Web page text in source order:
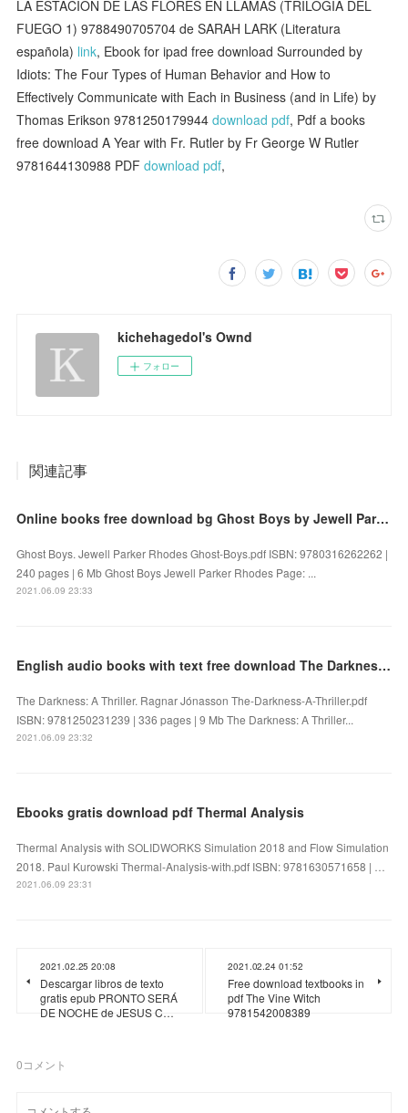
LA ESTACION DE LAS FLORES EN LLAMAS (TRILOGIA DEL
FUEGO 1) 9788490705704 de SARAH LARK (Literatura
española) link, Ebook for ipad free download Surrounded by
Idiots: The Four Types of Human Behavior and How to
Effectively Communicate with Each in Business (and in Life) by
Thomas Erikson 9781250179944download pdf, Pdf a books
free download A Year with Fr. Rutler by Fr George W Rutler
9781644130988 PDFdownload pdf,
kichehagedol's Ownd
フォロー
関連記事
Online books free download bg Ghost Boys by Jewell Parker Rhodes
Ghost Boys. Jewell Parker Rhodes Ghost-Boys.pdf ISBN: 9780316262262 |
240 pages | 6 Mb Ghost Boys Jewell Parker Rhodes Page: ...
2021.06.09 23:33
English audio books with text free download The Darkness: A Thriller by Ragnar Jónasson
The Darkness: A Thriller. Ragnar Jónasson The-Darkness-A-Thriller.pdf
ISBN: 9781250231239 | 336 pages | 9 Mb The Darkness: A Thriller...
2021.06.09 23:32
Ebooks gratis download pdf Thermal Analysis
Thermal Analysis with SOLIDWORKS Simulation 2018 and Flow Simulation
2018. Paul Kurowski Thermal-Analysis-with.pdf ISBN: 9781630571658 | …
2021.06.09 23:31
2021.02.25 20:08
Descargar libros de texto
gratis epub PRONTO SERÁ
DE NOCHE de JESUS C…
2021.02.24 01:52
Free download textbooks in
pdf The Vine Witch
9781542008389
0コメント